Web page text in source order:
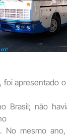
foi apresentado
Brasil; não
No mesmo